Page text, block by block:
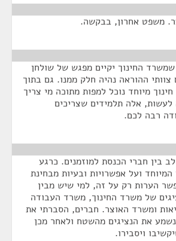
משפט אחרון, בבקשה.
החינוך יקיים מפגש של שולחן
צוותי ההוראה נהיה חלק ממנו. גם בתוך
מיוחד נוכל למפות מתוכה מי צריך
לעשות, אלה תלמידים שצריכים
רבה לכם.
בין חברי הכנסת למוזמנים. כרגע
המיוחד ועל אפשרויות ובעיות מבחינת
הערות רק על זה, למי שיש מבין
של משרד החינוך, משרד העבודה
ומשרד האוצר. חברים, הסברתי את
את הנציגים מהשטח ולאחר מכן
ויסבירו.